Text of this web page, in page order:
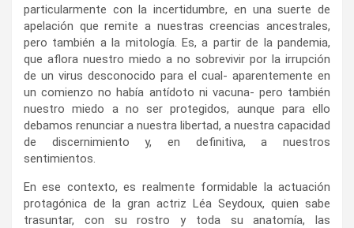
particularmente con la incertidumbre, en una suerte de
apelación que remite a nuestras creencias ancestrales,
pero también a la mitología. Es, a partir de la pandemia,
que aflora nuestro miedo a no sobrevivir por la irrupción
de un virus desconocido para el cual- aparentemente en
un comienzo no había antídoto ni vacuna- pero también
nuestro miedo a no ser protegidos, aunque para ello
debamos renunciar a nuestra libertad, a nuestra capacidad
de discernimiento y, en definitiva, a nuestros
sentimientos.
En ese contexto, es realmente formidable la actuación
protagónica de la gran actriz Léa Seydoux, quien sabe
trasuntar, con su rostro y toda su anatomía, las